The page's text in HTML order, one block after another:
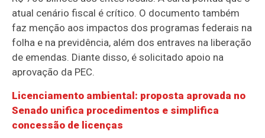
atual cenário fiscal é crítico. O documento também
faz menção aos impactos dos programas federais na
folha e na previdência, além dos entraves na liberação
de emendas. Diante disso, é solicitado apoio na
aprovação da PEC.
Licenciamento ambiental: proposta aprovada no
Senado unifica procedimentos e simplifica
concessão de licenças